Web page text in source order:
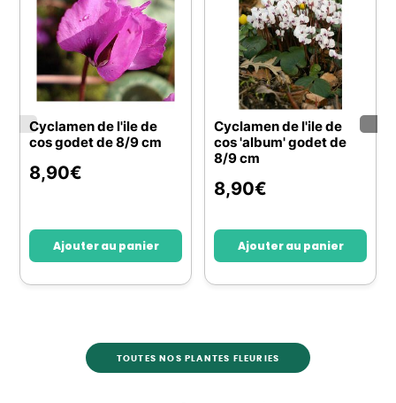
Cyclamen de l'ile de
cos godet de 8/9 cm
8,90€
Ajouter au panier
Cyclamen de l'ile de
cos 'album' godet de
8/9 cm
8,90€
Ajouter au panier
TOUTES NOS PLANTES FLEURIES